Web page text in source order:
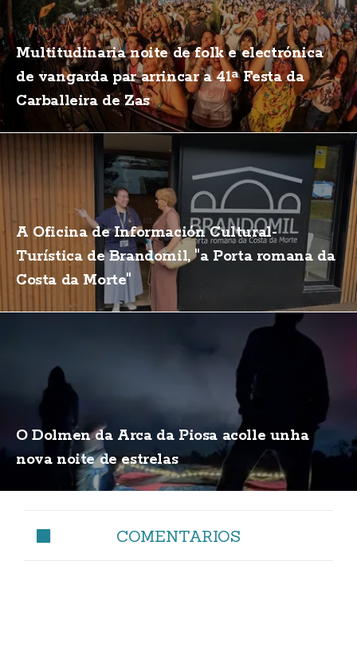
Multitudinaria noite de folk e electrónica
de vangarda par arrincar a 41ª Festa da
Carballeira de Zas
A Oficina de Información Cultural-
Turística de Brandomil, "a Porta romana da
Costa da Morte"
O Dolmen da Arca da Piosa acolle unha
nova noite de estrelas
COMENTARIOS